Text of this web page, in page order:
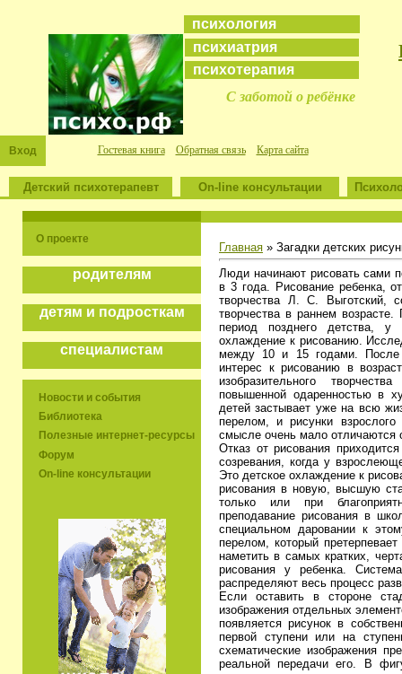
психология
психиатрия
психотерапия
С заботой о ребёнке
Вход Гостевая книга Обратная связь Карта сайта
Детский психотерапевт On-line консультации
О проекте
родителям
детям и подросткам
специалистам
Новости и события
Библиотека
Полезные интернет-ресурсы
Форум
On-line консультации
Главная » Загадки детских
Люди начинают рисовать сами
в 3 года. Рисование ребенка,
творчества Л. С. Выготский,
творчества в раннем
период позднего детства, у
охлаждение к рисованию.
между 10 и 15 годами. После
интерес к рисованию в
изобразительного
повышенной одаренностью в
детей застывает уже на всю
перелом, и рисунки
смысле очень мало отличаются
Отказ от рисования
созревания, когда у
Это детское охлаждение к
рисования в новую, высшую
только или при
преподавание рисования в
специальном даровании к
перелом, который
наметить в самых кратких,
рисования у ребенка.
распределяют весь процесс
Если оставить в стороне
изображения отдельных
появляется рисунок в
первой ступени или на
схематические изображения
реальной передачи его. В